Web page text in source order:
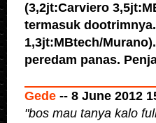
(3,2jt:Carviero
termasuk
1,3jt:MBtech/
peredam panas.
Gede -- 8 June 2012
"bos mau tanya kalo